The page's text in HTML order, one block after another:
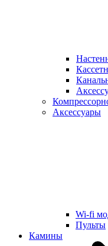
Аксессуары
Wi-fi
Пульты
Камины